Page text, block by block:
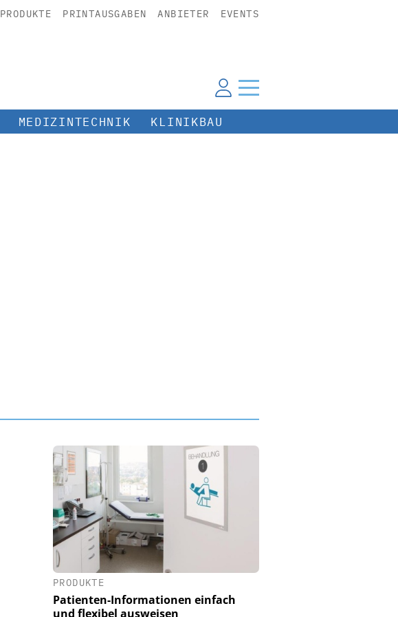
PRODUKTE PRINTAUSGABEN ANBIETER EVENTS
MEDIZINTECHNIK KLINIKBAU
PRODUKTE
Patienten-Informationen einfach
und flexibel ausweisen